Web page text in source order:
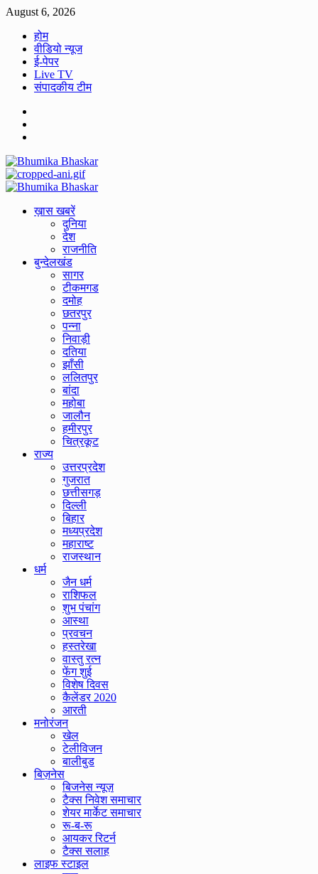
Skip
content
August 6, 2026
होम
वीडियो न्यूज
ई-पेपर
Live TV
संपादकीय टीम
Primary
ख़ास खबरें
दुनिया
देश
राजनीति
बुन्देलखंड
सागर
टीकमगड
दमोह
छतरपुर
पन्ना
निवाड़ी
दतिया
झाँसी
ललितपुर
बांदा
महोबा
जालौन
हमीरपुर
चित्रकूट
राज्य
उत्तरप्रदेश
गुजरात
छत्तीसगड़
दिल्ली
बिहार
मध्यप्रदेश
महाराष्ट
राजस्थान
धर्म
जैन धर्म
राशिफल
शुभ पंचांग
आस्था
प्रवचन
हस्तरेखा
वास्तु रत्न
फेंग शुई
विशेष दिवस
कैलेंडर 2020
आरती
मनोरंजन
खेल
टेलीविजन
बालीबुड
बिज़नेस
बिजनेस न्यूज़
टैक्स निवेश समाचार
शेयर मार्केट समाचार
रू-ब-रू
आयकर रिटर्न
टैक्स सलाह
लाइफ स्टाइल